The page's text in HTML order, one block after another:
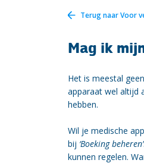
Terug naarVoor
Mag ik
Het is meestal
apparaat wel altijd
hebben.
Wil je medische
bij ‘Boeking beheren’
kunnen regelen.